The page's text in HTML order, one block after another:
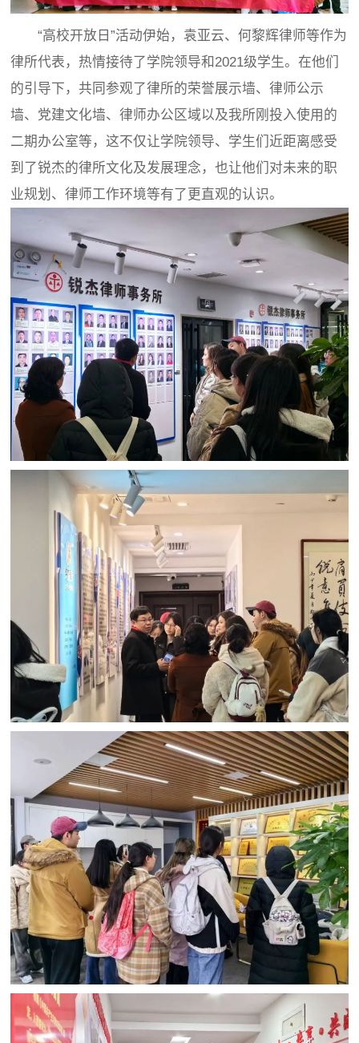
“高校开放日”活动伊始，袁亚云、何黎辉律师等作为
律所代表，热情接待了学院领导和2021级学生。在他们
的引导下，共同参观了律所的荣誉展示墙、律师公示
墙、党建文化墙、律师办公区域以及我所刚投入使用的
二期办公室等，这不仅让学院领导、学生们近距离感受
到了锐杰的律所文化及发展理念，也让他们对未来的职
业规划、律师工作环境等有了更直观的认识。